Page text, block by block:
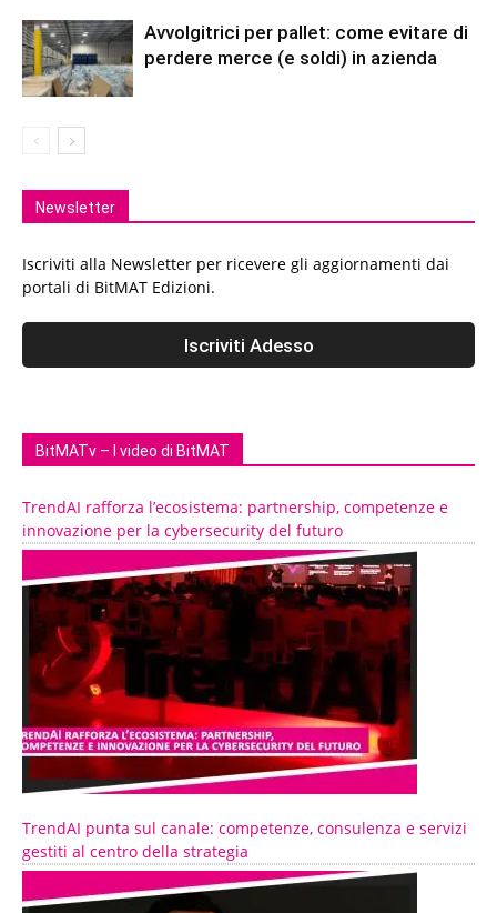
Avvolgitrici per pallet: come evitare di
perdere merce (e soldi) in azienda
Newsletter
Iscriviti alla Newsletter per ricevere gli aggiornamenti dai
portali di BitMAT Edizioni.
BitMATv – I video di BitMAT
TrendAI rafforza l’ecosistema: partnership, competenze e
innovazione per la cybersecurity del futuro
TrendAI punta sul canale: competenze, consulenza e servizi
gestiti al centro della strategia